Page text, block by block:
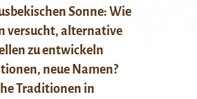
Sonne: Wie
versucht, alternative
zu entwickeln
neue Namen?
Traditionen in